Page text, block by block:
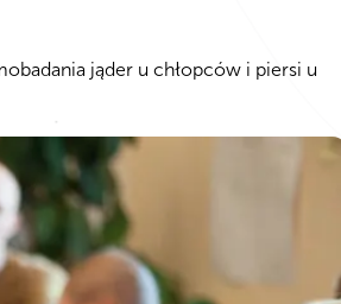
jąder u chłopców i piersi u